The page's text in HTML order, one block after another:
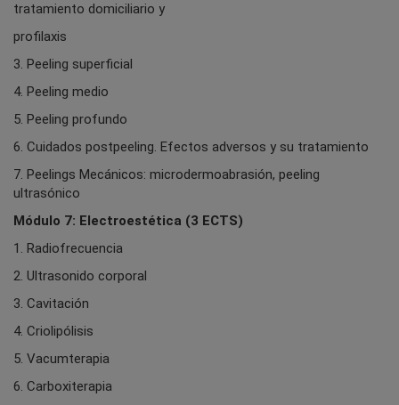
tratamiento domiciliario y
profilaxis
3. Peeling superficial
4. Peeling medio
5. Peeling profundo
6. Cuidados postpeeling. Efectos adversos y su tratamiento
7. Peelings Mecánicos: microdermoabrasión, peeling
ultrasónico
Módulo 7: Electroestética (3 ECTS)
1. Radiofrecuencia
2. Ultrasonido corporal
3. Cavitación
4. Criolipólisis
5. Vacumterapia
6. Carboxiterapia